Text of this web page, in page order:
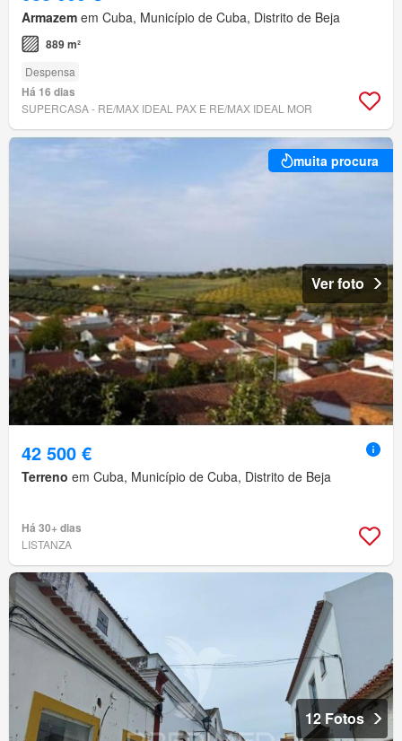
Armazem em Cuba, Município de Cuba, Distrito de Beja
889 m²
Despensa
Há 16 dias
SUPERCASA - RE/MAX IDEAL PAX E RE/MAX IDEAL MOR
muita procura
Ver foto
42 500 €
Terreno em Cuba, Município de Cuba, Distrito de Beja
Há 30+ dias
LISTANZA
12 Fotos